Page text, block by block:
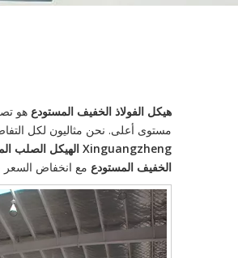
هيكل الفولاذ الخفيف المستودع هو
مستوى أعلى. نحن مثاليون لكل
Xinguangzheng الهيكل الصلب المحدودة
الخفيف المستودع مع انخفاض السعر